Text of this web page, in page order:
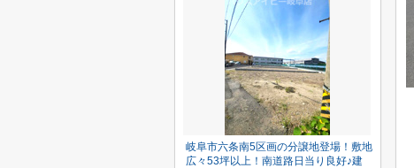
岐阜市六条南5区画の分譲地登場！敷地
広々53坪以上！南道路日当り良好♪建